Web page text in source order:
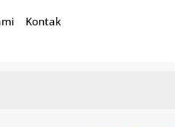
Kontak